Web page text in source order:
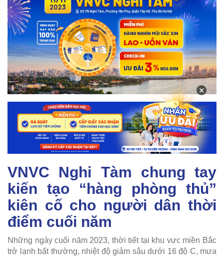
VNVC Nghi Tàm chung tay
kiến tạo “hàng phòng thủ”
kiên cố cho người dân thời
điểm cuối năm
Những ngày cuối năm 2023, thời tiết tại khu vực miền Bắc
trở lạnh bất thường, nhiệt độ giảm sâu dưới 16 độ C, mưa
×